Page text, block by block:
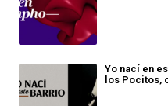
Yo nací en
los Pocitos,